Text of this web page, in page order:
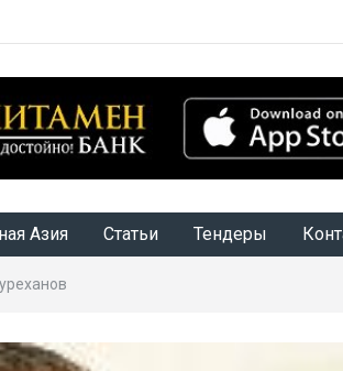
Азия Статьи Тендеры